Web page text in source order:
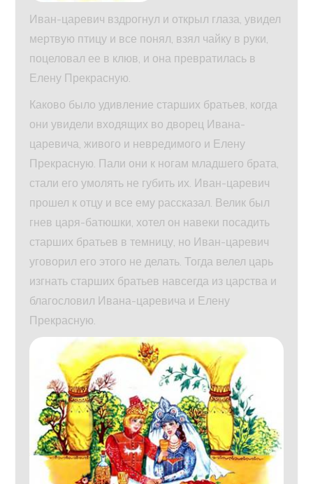
Иван-царевич вздрогнул и открыл глаза, увидел
мертвую птицу и все понял, взял чайку в руки,
поцеловал ее в клюв, и она превратилась в
Елену Прекрасную.
Каково было удивление старших братьев, когда
они увидели входящих во дворец Ивана-
царевича, живого и невредимого и Елену
Прекрасную. Пали они к ногам младшего брата,
стали его умолять не губить их. Иван-царевич
прошел к отцу и все ему рассказал. Велик был
гнев царя-батюшки, хотел он навеки посадить
старших братьев в темницу, но Иван-царевич
уговорил его этого не делать. Тогда велел царь
изгнать старших братьев навсегда из царства и
благословил Ивана-царевича и Елену
Прекрасную.